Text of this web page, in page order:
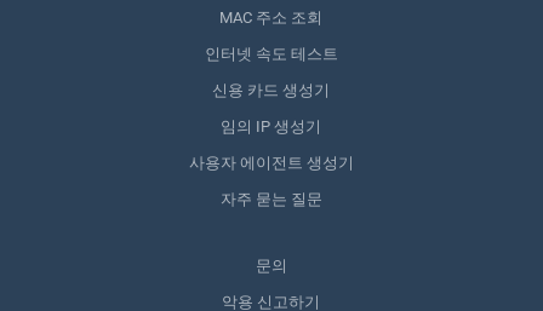
MAC 주소 조회
인터넷 속도 테스트
신용 카드 생성기
임의 IP 생성기
사용자 에이전트 생성기
자주 묻는 질문
문의
악용 신고하기